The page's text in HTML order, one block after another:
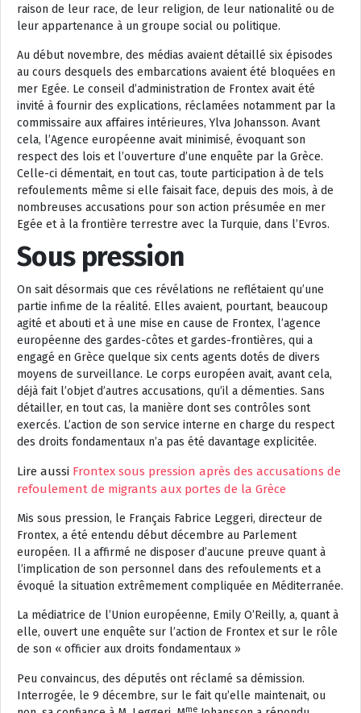
raison de leur race, de leur religion, de leur nationalité ou de
leur appartenance à un groupe social ou politique.
Au début novembre, des médias avaient détaillé six épisodes
au cours desquels des embarcations avaient été bloquées en
mer Egée. Le conseil d’administration de Frontex avait été
invité à fournir des explications, réclamées notamment par la
commissaire aux affaires intérieures, Ylva Johansson. Avant
cela, l’Agence européenne avait minimisé, évoquant son
respect des lois et l’ouverture d’une enquête par la Grèce.
Celle-ci démentait, en tout cas, toute participation à de tels
refoulements même si elle faisait face, depuis des mois, à de
nombreuses accusations pour son action présumée en mer
Egée et à la frontière terrestre avec la Turquie, dans l’Evros.
Sous pression
On sait désormais que ces révélations ne reflétaient qu’une
partie infime de la réalité. Elles avaient, pourtant, beaucoup
agité et abouti et à une mise en cause de Frontex, l’agence
européenne des gardes-côtes et gardes-frontières, qui a
engagé en Grèce quelque six cents agents dotés de divers
moyens de surveillance. Le corps européen avait, avant cela,
déjà fait l’objet d’autres accusations, qu’il a démenties. Sans
détailler, en tout cas, la manière dont ses contrôles sont
exercés. L’action de son service interne en charge du respect
des droits fondamentaux n’a pas été davantage explicitée.
Lire aussi Frontex sous pression après des accusations de
refoulement de migrants aux portes de la Grèce
Mis sous pression, le Français Fabrice Leggeri, directeur de
Frontex, a été entendu début décembre au Parlement
européen. Il a affirmé ne disposer d’aucune preuve quant à
l’implication de son personnel dans des refoulements et a
évoqué la situation extrêmement compliquée en Méditerranée.
La médiatrice de l’Union européenne, Emily O’Reilly, a, quant à
elle, ouvert une enquête sur l’action de Frontex et sur le rôle
de son « officier aux droits fondamentaux »
Peu convaincus, des députés ont réclamé sa démission.
Interrogée, le 9 décembre, sur le fait qu’elle maintenait, ou
me